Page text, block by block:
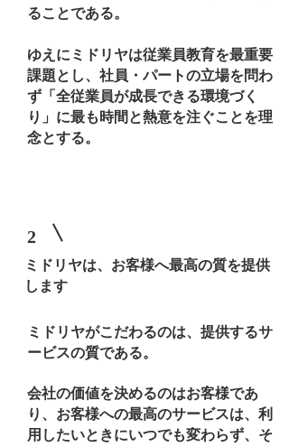
ることである。
ゆえにミドリヤは従業員教育を最重要
課題とし、社員・パートの立場を問わ
ず「全従業員が成長できる環境づく
り」に最も時間と熱意を注ぐことを理
念とする。
2
​ミドリヤは、お客様へ最高の質を提供
します
ミドリヤがこだわるのは、提供するサ
ービスの質である。​
会社の価値を決めるのはお客様であ
り、 お客様への最高のサービスは、 利
用したいときにいつでも変わらず、 そ